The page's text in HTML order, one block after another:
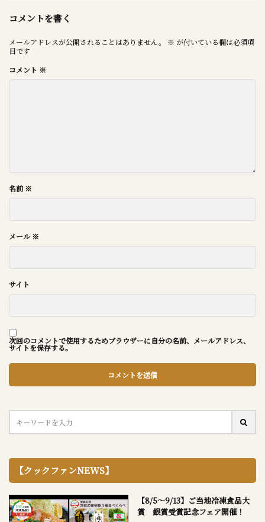
コメントを書く
メールアドレスが公開されることはありません。 ※ が付いている欄は必須項
目です
コメント ※
名前※
メール※
サイト
次回のコメントで使用するためブラウザーに自分の名前、メールアドレス、
サイトを保存する。
【クックファンNEWS】
【8/5～9/13】ご当地冷凍食品大
賞 銀賞受賞記念フェア開催！